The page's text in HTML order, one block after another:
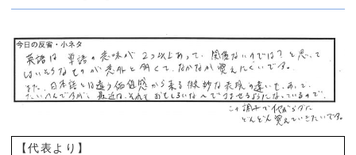
【代表より】